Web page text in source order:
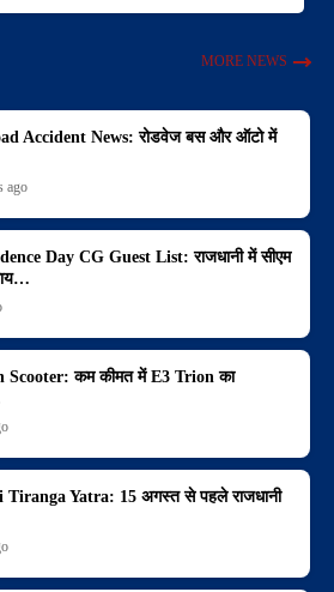
MORE NEWS
Accident News: रोडवेज बस और ऑटो में
ago
Day CG Guest List: राजधानी में सीएम
Scooter: कम कीमत में E3 Trion का
Tiranga Yatra: 15 अगस्त से पहले राजधानी